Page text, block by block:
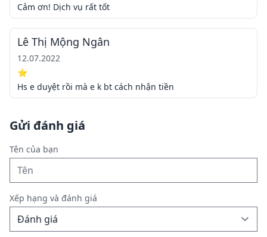
Cảm ơn! Dịch vụ rất tốt
Lê Thị Mộng Ngân
12.07.2022
⭐
Hs e duyệt rồi mà e k bt cách nhận tiền
Gửi đánh giá
Tên của bạn
Xếp hạng và đánh giá